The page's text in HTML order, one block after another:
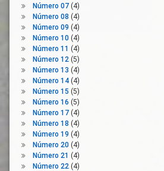
Situación
De
Riesgo
Soledad
Vida
Comunitaria
Vida
Social
Plan
Reconstrucción
Recuperación
Economica
Sectores
Económicos
Trabajadores
Tripartismo
UGT
Universidad
Número 07(4)
Número 08 (4)
Número 09 (4)
Número 10(4)
Número 11 (4)
Número 12(5)
Número 13 (4)
Número 14(4)
Número 15 (5)
Número 16 (5)
Número 17(4)
Número 18 (4)
Número 19 (4)
Número 20(4)
Número 21 (4)
Número 22(4)